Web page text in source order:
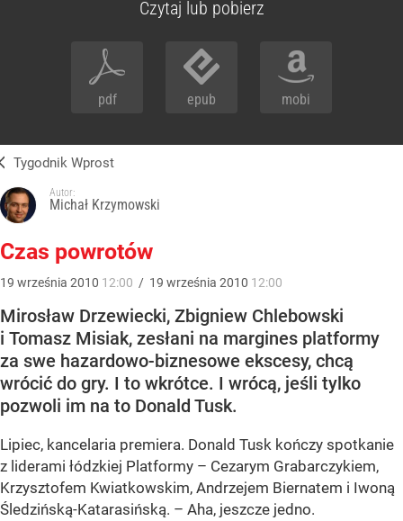
Czytaj lub pobierz
pdf epub mobi
Tygodnik Wprost
Autor:
Michał Krzymowski
Czas powrotów
19 września 2010 12:00 / 19 września 2010 12:00
Mirosław Drzewiecki, Zbigniew Chlebowski
i Tomasz Misiak, zesłani na margines platformy
za swe hazardowo-biznesowe ekscesy, chcą
wrócić do gry. I to wkrótce. I wrócą, jeśli tylko
pozwoli im na to Donald Tusk.
Lipiec, kancelaria premiera. Donald Tusk kończy spotkanie
z liderami łódzkiej Platformy – Cezarym Grabarczykiem,
Krzysztofem Kwiatkowskim, Andrzejem Biernatem i Iwoną
Śledzińską-Katarasińską. – Aha, jeszcze jedno.